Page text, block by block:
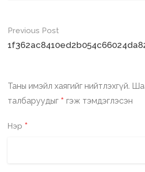
Post
navigation
Previous Post
Таны имэйл хаягийг нийтлэхгүй.
талбаруудыг * гэж тэмдэглэсэн
Нэр *